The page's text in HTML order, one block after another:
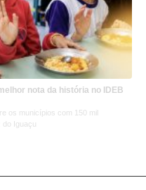
nota da história no IDEB
os municípios com 150 mil
do Iguaçu